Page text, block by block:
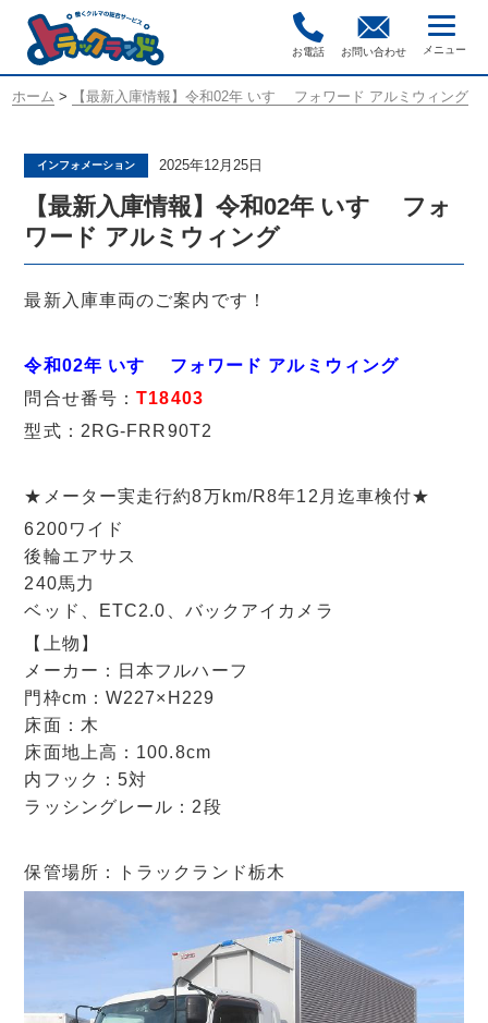
お電話 お問い合わせ
ホーム > 【最新入庫情報】令和02年 いすゞ フォワード アルミウィング
インフォメーション 2025年12月25日
【最新入庫情報】令和02年 いすゞ フォ
ワード アルミウィング
最新入庫車両のご案内です！
令和02年 いすゞ フォワード アルミウィング
問合せ番号：T18403
型式：2RG-FRR90T2
★メーター実走行約8万km/R8年12月迄車検付★
6200ワイド
後輪エアサス
240馬力
ベッド、ETC2.0、バックアイカメラ
【上物】
メーカー：日本フルハーフ
門枠cm：W227×H229
床面：木
床面地上高：100.8cm
内フック：5対
ラッシングレール：2段
保管場所：トラックランド栃木